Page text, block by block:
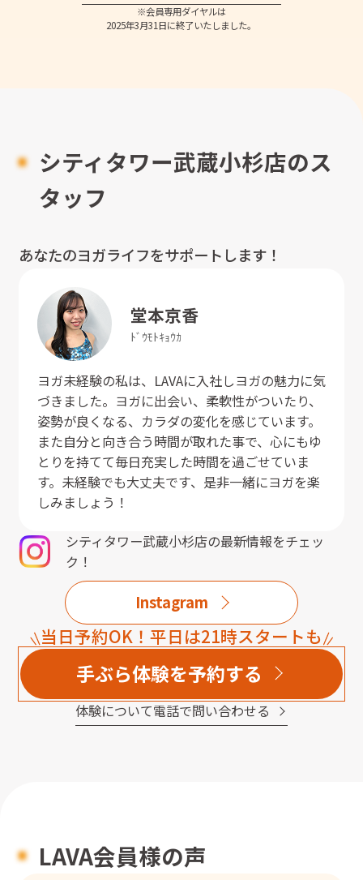
※会員専用ダイヤルは
2025年3月31日に終了いたしました。
シティタワー武蔵小杉店のス
タッフ
あなたのヨガライフをサポートします！
堂本京香
ﾄﾞｳﾓﾄｷｮｳｶ
ヨガ未経験の私は、LAVAに入社しヨガの魅力に気
づきました。ヨガに出会い、柔軟性がついたり、
姿勢が良くなる、カラダの変化を感じています。
また自分と向き合う時間が取れた事で、心にもゆ
とりを持てて毎日充実した時間を過ごせていま
す。未経験でも大丈夫です、是非一緒にヨガを楽
しみましょう！
シティタワー武蔵小杉店の最新情報をチェッ
ク！
Instagram
当日予約OK！平日は21時スタートも
手ぶら体験を予約する
体験について電話で問い合わせる
LAVA会員様の声